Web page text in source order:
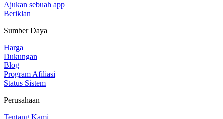
Ajukan sebuah app
Beriklan
Sumber Daya
Harga
Dukungan
Blog
Program Afiliasi
Status Sistem
Perusahaan
Tentang Kami